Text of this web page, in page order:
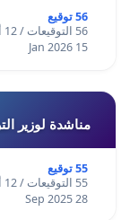
56 توقيع
56 التوقيعات / 12 أشهر
15 Jan 2026
مناشدة لوزير
55 توقيع
55 التوقيعات / 12 أشهر
28 Sep 2025